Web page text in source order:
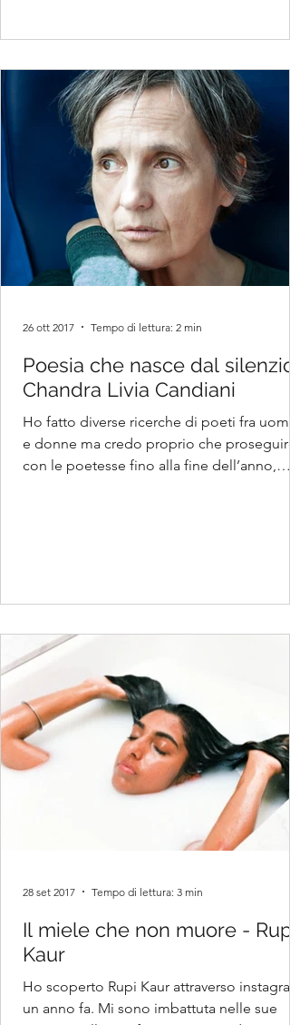
Poesia che nasce dal silenzio
Chandra Livia Candiani
Ho fatto diverse ricerche di poeti fra
e donne ma credo proprio che proseguirò
con le poetesse fino alla fine dell’anno,
26 ott 2017 Tempo di lettura: 2 min
Il miele che non muore - Rupi
Kaur
Ho scoperto Rupi Kaur attraverso
un anno fa. Mi sono imbattuta nelle sue
28 set 2017 Tempo di lettura: 3 min